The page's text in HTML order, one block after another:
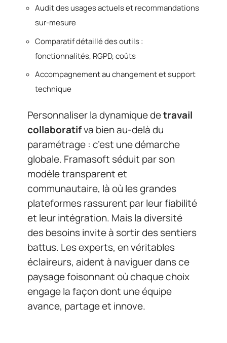
Audit des usages actuels et recommandations
sur-mesure
Comparatif détaillé des outils :
fonctionnalités, RGPD, coûts
Accompagnement au changement et support
technique
Personnaliser la dynamique detravail
collaboratifva bien au-delà du
paramétrage : c’est une démarche
globale. Framasoft séduit par son
modèle transparent et
communautaire, là où les grandes
plateformes rassurent par leur fiabilité
et leur intégration. Mais la diversité
des besoins invite à sortir des sentiers
battus. Les experts, en véritables
éclaireurs, aident à naviguer dans ce
paysage foisonnant où chaque choix
engage la façon dont une équipe
avance, partage et innove.